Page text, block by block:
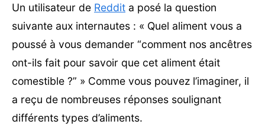
Un utilisateur de Reddit a posé la question
suivante aux internautes : « Quel aliment vous a
poussé à vous demander “comment nos ancêtres
ont-ils fait pour savoir que cet aliment était
comestible ?” » Comme vous pouvez l’imaginer, il
a reçu de nombreuses réponses soulignant
différents types d’aliments.